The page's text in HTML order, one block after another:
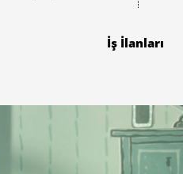
İş İlanları